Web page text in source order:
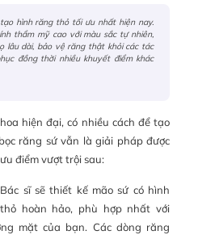
hình răng thỏ tối ưu nhất hiện nay.
thẩm mỹ cao với màu sắc tự nhiên,
lâu dài, bảo vệ răng thật khỏi các tác
đồng thời nhiều khuyết điểm khác
hiện đại, có nhiều cách để tạo
răng sứ vẫn là giải pháp được
điểm vượt trội sau:
sĩ sẽ thiết kế mão sứ có hình
hoàn hảo, phù hợp nhất với
mặt của bạn. Các dòng răng